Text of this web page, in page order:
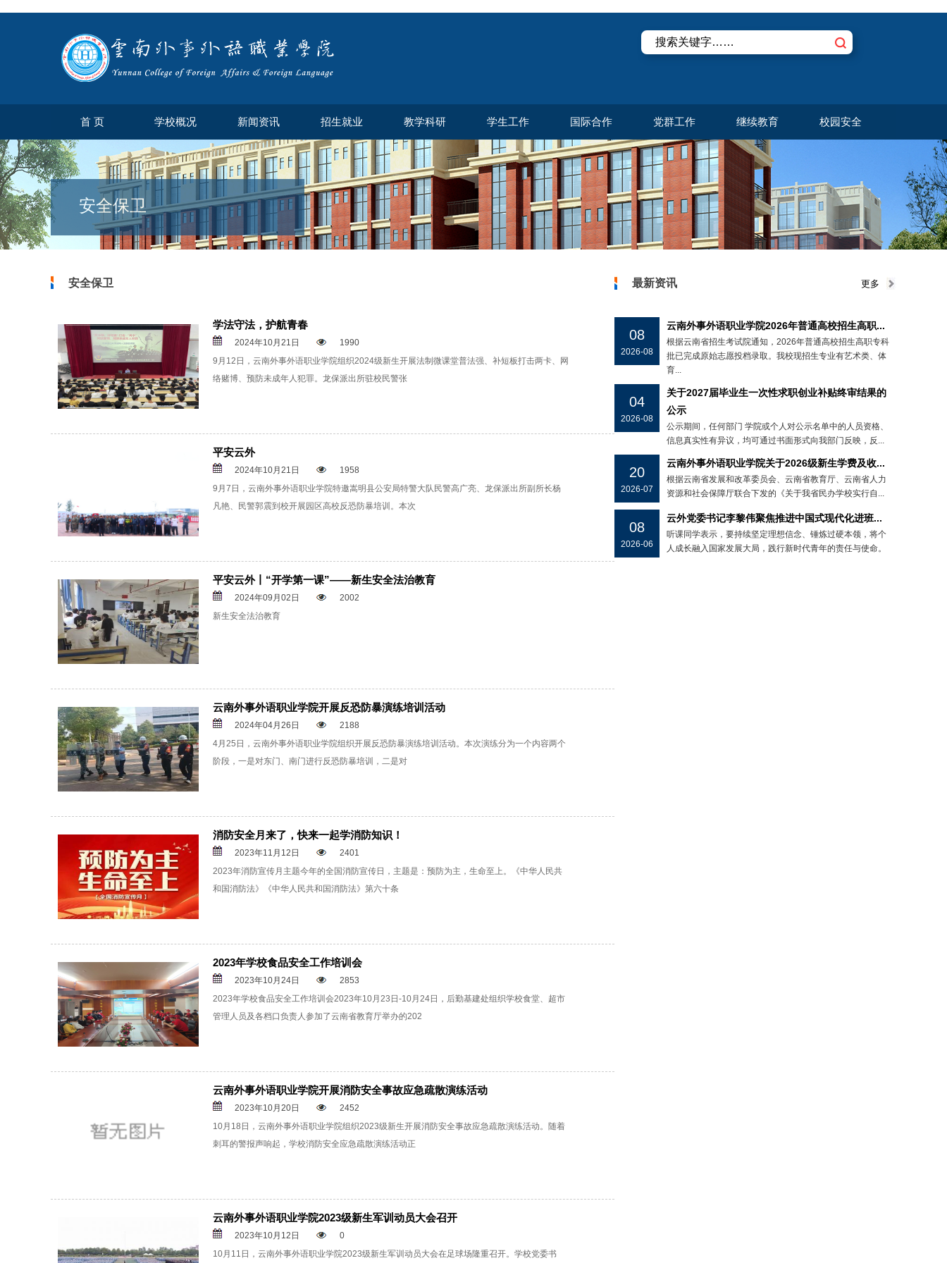
首 页 学校概况 新闻资讯 招生就业 教学科研 学生工作 国际合作 党群工作 继续教育 校园安全
安全保卫
安全保卫
学法守法，护航青春
2024年10月21日
1990
9月12日，云南外事外语职业学院组织2024级新生开展法制微课堂普法强、补短板打击两卡、网
络赌博、预防未成年人犯罪。龙保派出所驻校民警张
平安云外
2024年10月21日
1958
9月7日，云南外事外语职业学院特邀嵩明县公安局特警大队民警高广亮、龙保派出所副所长杨
凡艳、民警郭震到校开展园区高校反恐防暴培训。本次
平安云外丨“开学第一课”——新生安全法治教育
2024年09月02日
2002
新生安全法治教育
云南外事外语职业学院开展反恐防暴演练培训活动
2024年04月26日
2188
4月25日，云南外事外语职业学院组织开展反恐防暴演练培训活动。本次演练分为一个内容两个
阶段，一是对东门、南门进行反恐防暴培训，二是对
消防安全月来了，快来一起学消防知识！
2023年11月12日
2401
2023年消防宣传月主题 今年的全国消防宣传日，主题是：预防为主，生命至上。《中华人民共
和国消防法》《中华人民共和国消防法》第六十条
2023年学校食品安全工作培训会
2023年10月24日
2853
2023年学校食品安全工作培训会2023年10月23日-10月24日，后勤基建处组织学校食堂、超市
管理人员及各档口负责人参加了云南省教育厅举办的202
云南外事外语职业学院开展消防安全事故应急疏散演练活动
2023年10月20日
2452
10月18日，云南外事外语职业学院组织2023级新生开展消防安全事故应急疏散演练活动。随着
刺耳的警报声响起，学校消防安全应急疏散演练活动正
云南外事外语职业学院2023级新生军训动员大会召开
2023年10月12日
0
10月11日，云南外事外语职业学院2023级新生军训动员大会在足球场隆重召开。学校党委书
最新资讯 更多
08
2026-08
云南外事外语职业学院2026年普通高校招生高职...
根据云南省招生考试院通知，2026年普通高校招生高职专科
批已完成原始志愿投档录取。我校现招生专业有艺术类、体
育...
04
2026-08
关于2027届毕业生一次性求职创业补贴终审结果的
公示
公示期间，任何部门 学院或个人对公示名单中的人员资格、
信息真实性有异议，均可通过书面形式向我部门反映，反...
20
2026-07
云南外事外语职业学院关于2026级新生学费及收...
根据云南省发展和改革委员会、云南省教育厅、云南省人力
资源和社会保障厅联合下发的《关于我省民办学校实行自...
08
2026-06
云外党委书记李黎伟聚焦推进中国式现代化进班...
听课同学表示，要持续坚定理想信念、锤炼过硬本领，将个
人成长融入国家发展大局，践行新时代青年的责任与使命。